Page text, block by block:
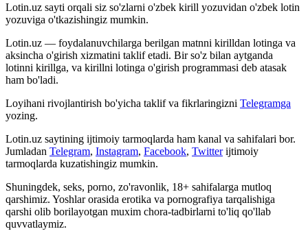
Lotin.uz sayti orqali siz so'zlarni o'zbek kirill yozuvidan o'zbek lotin
yozuviga o'tkazishingiz mumkin.
Lotin.uz — foydalanuvchilarga berilgan matnni kirilldan lotinga va
aksincha o'girish xizmatini taklif etadi. Bir so'z bilan aytganda
lotinni kirillga, va kirillni lotinga o'girish programmasi deb atasak
ham bo'ladi.
Loyihani rivojlantirish bo'yicha taklif va fikrlaringizni Telegramga
yozing.
Lotin.uz saytining ijtimoiy tarmoqlarda ham kanal va sahifalari bor.
Jumladan Telegram, Instagram, Facebook, Twitter ijtimoiy
tarmoqlarda kuzatishingiz mumkin.
Shuningdek, seks, porno, zo'ravonlik, 18+ sahifalarga mutloq
qarshimiz. Yoshlar orasida erotika va pornografiya tarqalishiga
qarshi olib borilayotgan muxim chora-tadbirlarni to'liq qo'llab
quvvatlaymiz.